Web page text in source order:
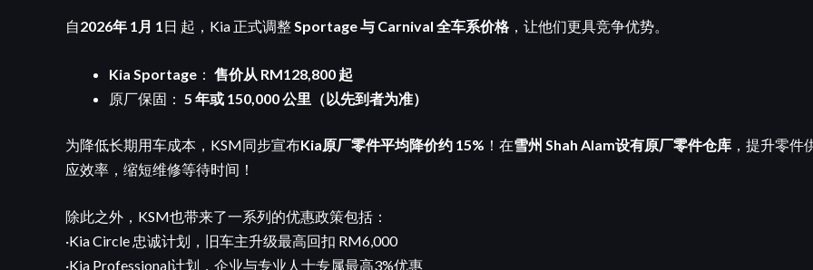
自2026年 1月 1日 起，Kia 正式调整Sportage 与 Carnival 全车系价格，让他们更具竞争优势。
Kia Sportage ： 售价从 RM128,800 起
原厂保固： 5 年或 150,000 公里（以先到者为准）
为降低长期用车成本，KSM同步宣布Kia原厂零件平均降价约 15% ！在雪州 Shah Alam设有原厂零件仓库 ，提升零件
应效率，缩短维修等待时间！
除此之外，KSM也带来了一系列的优惠政策包括：
·Kia Circle 忠诚计划，旧车主升级最高回扣 RM6,000
·Kia Professional计划，企业与专业人士专属最高3%优惠